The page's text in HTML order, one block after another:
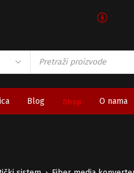
🅯
Blog Shop O nama